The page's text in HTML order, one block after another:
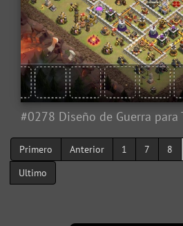
Primero Anterior 1 7 8
Ultimo